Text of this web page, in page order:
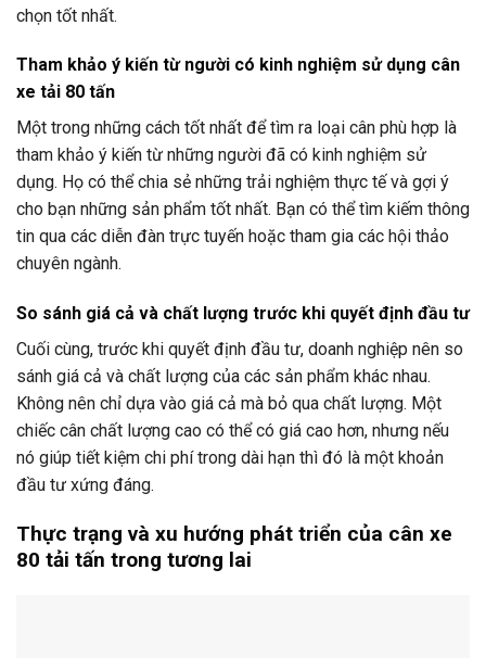
chọn tốt nhất.
Tham khảo ý kiến từ người có kinh nghiệm sử dụng cân
xe tải 80 tấn
Một trong những cách tốt nhất để tìm ra loại cân phù hợp là
tham khảo ý kiến từ những người đã có kinh nghiệm sử
dụng. Họ có thể chia sẻ những trải nghiệm thực tế và gợi ý
cho bạn những sản phẩm tốt nhất. Bạn có thể tìm kiếm thông
tin qua các diễn đàn trực tuyến hoặc tham gia các hội thảo
chuyên ngành.
So sánh giá cả và chất lượng trước khi quyết định đầu tư
Cuối cùng, trước khi quyết định đầu tư, doanh nghiệp nên so
sánh giá cả và chất lượng của các sản phẩm khác nhau.
Không nên chỉ dựa vào giá cả mà bỏ qua chất lượng. Một
chiếc cân chất lượng cao có thể có giá cao hơn, nhưng nếu
nó giúp tiết kiệm chi phí trong dài hạn thì đó là một khoản
đầu tư xứng đáng.
Thực trạng và xu hướng phát triển của cân xe
80 tải tấn trong tương lai